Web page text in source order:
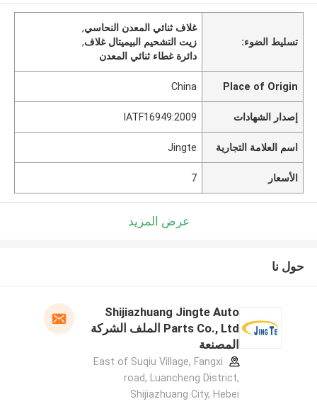
تسليط الضوء:
غلاف ثنائي المعدن النحاسي,
زيت التشحيم البيميتال غلاف,
دائرة غطاء ثنائي المعدن
Place of Origin
China
إصدار الشهادات IATF16949:2009
اسم العلامة التجارية Jingte
الأسعار 7
عرض المزيد
حول نا
Shijiazhuang Jingte Auto
Parts Co., Ltd الملف الشركة
المصنعة
East of Suqiu Village, Fangxi
road, Luancheng District,
Shijiazhuang City, Hebei